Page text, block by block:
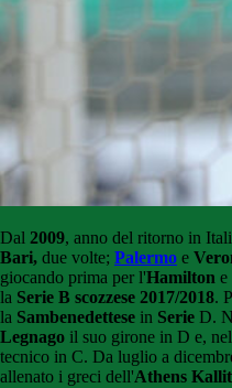
Dal 2009, anno del ritorno in
Bari, due volte; Palermo e
giocando prima per l'Hamilton e
la Serie B scozzese 2017/2018.
la Sambenedettese in Serie D.
Legnago il suo girone in D e,
tecnico in C. Da luglio a
allenato i greci dell'Athens